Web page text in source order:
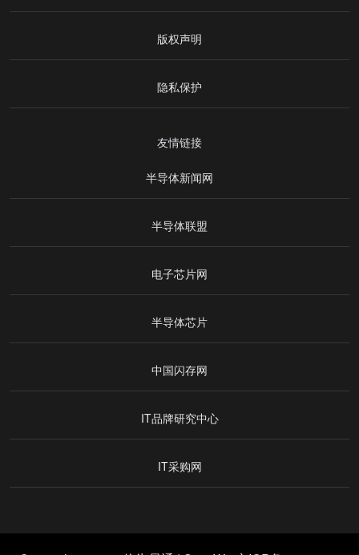
版权声明
隐私保护
友情链接
半导体新闻网
半导体联盟
电子芯片网
半导体芯片
中国闪存网
IT品牌研究中心
IT采购网